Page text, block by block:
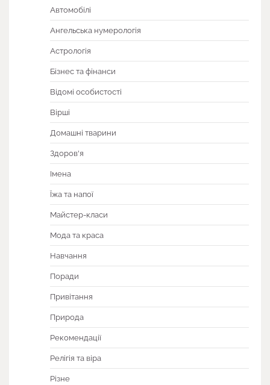
Автомобілі
Ангельська нумерологія
Астрологія
Бізнес та фінанси
Відомі особистості
Вірші
Домашні тварини
Здоров'я
Імена
Їжа та напої
Майстер-класи
Мода та краса
Навчання
Поради
Привітання
Природа
Рекомендації
Релігія та віра
Різне